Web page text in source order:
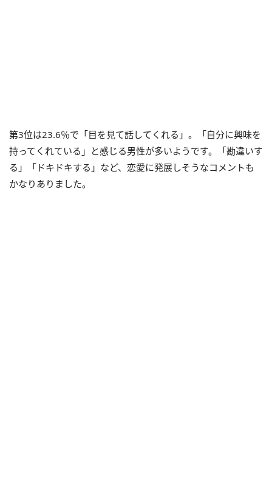
第3位は23.6％で「目を見て話してくれる」。「自分に興味を
持ってくれている」と感じる男性が多いようです。「勘違いす
る」「ドキドキする」など、恋愛に発展しそうなコメントも
かなりありました。